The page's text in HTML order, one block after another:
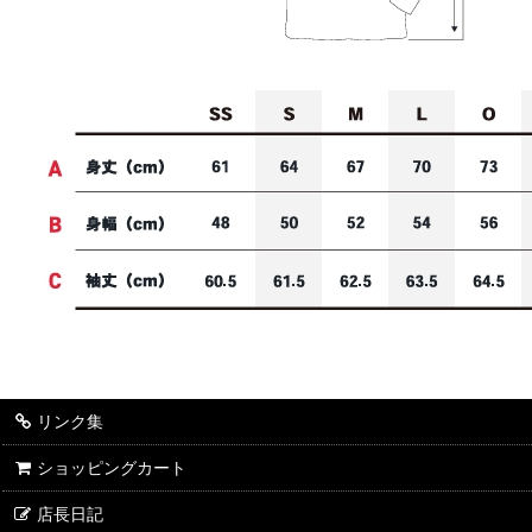
リンク集
ショッピングカート
店長日記